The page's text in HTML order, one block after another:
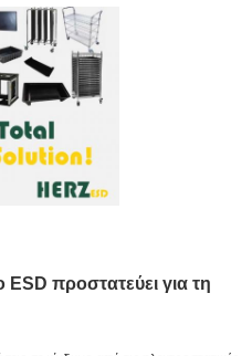
ESD προστατεύει για τη